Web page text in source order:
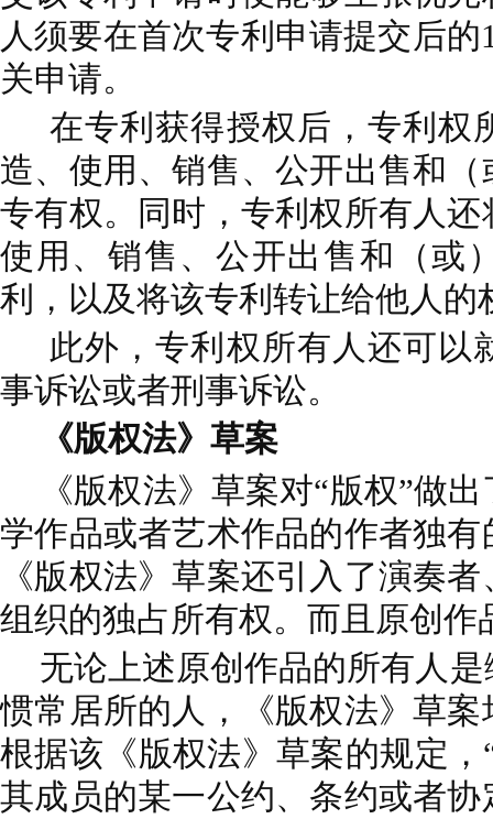
人须要在首次专利申请提交后
关申请。
在专利获得授权后，专利权
造、使用、销售、公开出售和
专有权。同时，专利权所有人
使用、销售、公开出售和（或
利，以及将该专利转让给他人的
此外，专利权所有人还可以
事诉讼或者刑事诉讼。
《版权法》草案
《版权法》草案对“版权”做
学作品或者艺术作品的作者独
《版权法》草案还引入了演奏
组织的独占所有权。而且原创作
无论上述原创作品的所有人
惯常居所的人，《版权法》草
根据该《版权法》草案的规定
其成员的某一公约、条约或者